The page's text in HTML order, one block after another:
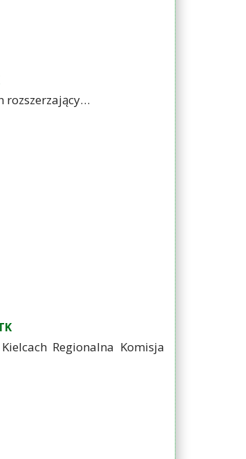
Regionalna Komisja